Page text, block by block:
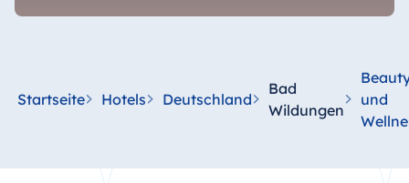
Startseite Hotels Deutschland
Bad
Wildungen
und